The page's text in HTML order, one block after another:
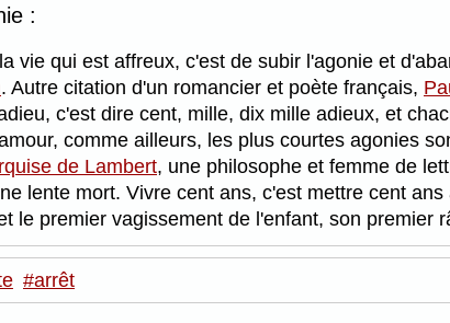
:
vie qui est affreux, c'est de subir l'agonie et
. Autre citation d'un romancier et poète français,
c'est dire cent, mille, dix mille adieux, et
comme ailleurs, les plus courtes agonies
de Lambert, une philosophe et femme de
lente mort. Vivre cent ans, c'est mettre cent
le premier vagissement de l'enfant, son premier
#arrêt